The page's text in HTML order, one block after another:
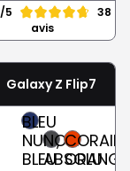
5
38
avis
Galaxy Z Flip7
BLEU
NUIT,
BLEU
NOIR
ABSOLU
CORAIL,
ORANGE